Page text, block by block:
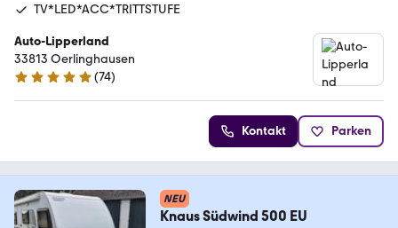
TV*LED*ACC*TRITTSTUFE
Auto-Lipperland
33813 Oerlinghausen
4.9 Sterne
(74)
Kontakt Parken
NEU
Knaus Südwind 500 EU